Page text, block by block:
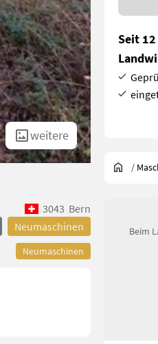
weitere
3043 Bern
Neumaschinen
Neumaschinen
Seit
/
Beim